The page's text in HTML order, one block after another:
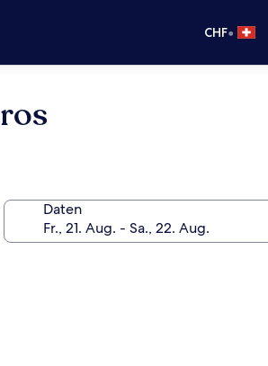
CHF•
Daten